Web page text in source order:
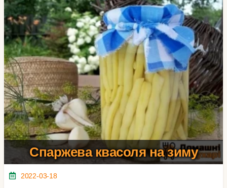
Спаржева квасоля на зиму
2022-03-18